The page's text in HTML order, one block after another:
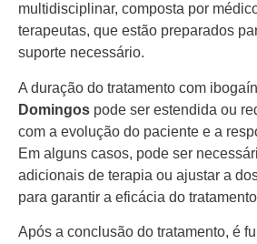
multidisciplinar, composta por
terapeutas, que estão preparados
suporte necessário.
A duração do tratamento com
Domingos pode ser estendida ou
com a evolução do paciente e a
Em alguns casos, pode ser
adicionais de terapia ou ajustar a
para garantir a eficácia do
Após a conclusão do tratamento, é